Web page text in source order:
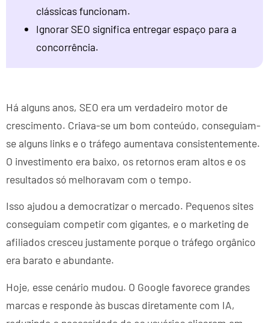
clássicas funcionam.
Ignorar SEO significa entregar espaço para a
concorrência.
Há alguns anos, SEO era um verdadeiro motor de
crescimento. Criava-se um bom conteúdo, conseguiam-
se alguns links e o tráfego aumentava consistentemente.
O investimento era baixo, os retornos eram altos e os
resultados só melhoravam com o tempo.
Isso ajudou a democratizar o mercado. Pequenos sites
conseguiam competir com gigantes, e o marketing de
afiliados cresceu justamente porque o tráfego orgânico
era barato e abundante.
Hoje, esse cenário mudou. O Google favorece grandes
marcas e responde às buscas diretamente com IA,